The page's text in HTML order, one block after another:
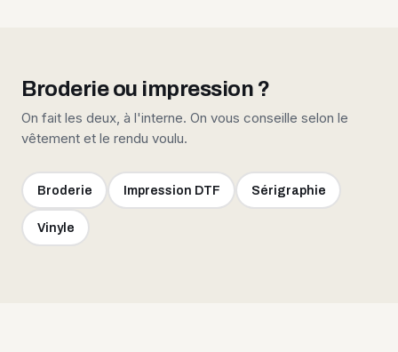
Broderie ou impression ?
On fait les deux, à l'interne. On vous conseille selon le
vêtement et le rendu voulu.
Broderie Impression DTF Sérigraphie
Vinyle